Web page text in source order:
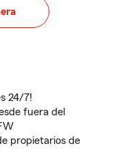
24/7!
fuera del
propietarios de